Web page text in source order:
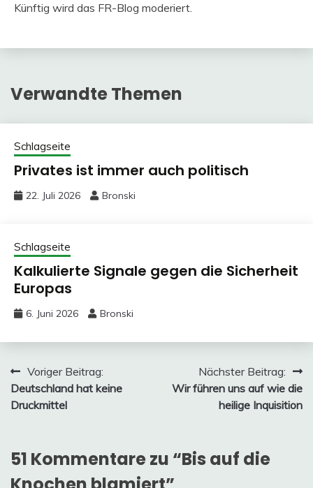
Künftig wird das FR-Blog moderiert.
Verwandte Themen
Schlagseite
Privates ist immer auch politisch
22. Juli 2026 Bronski
Schlagseite
Kalkulierte Signale gegen die Sicherheit
Europas
6. Juni 2026 Bronski
Beitragsnavigation
Voriger Beitrag:
Deutschland hat keine
Druckmittel
Nächster Beitrag:
Wir führen uns auf wie die
heilige Inquisition
51 Kommentare zu “Bis auf die